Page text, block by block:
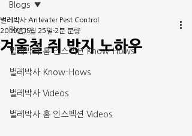
Blogs
벌레박사 홈 인스펙션 Know-Hows
벌레박사 Know-Hows
벌레박사 Videos
벌레박사 홈 인스펙션 Videos
Blogs
겨울철 쥐 방지 노하우
벌레박사 Anteater Pest Control
2019년 1월 25일 2분 분량